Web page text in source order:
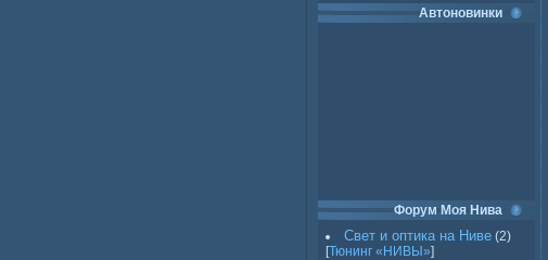
Автоновинки
Форум Моя Нива
Свет и оптика на Ниве (2)
[Тюнинг «НИВЫ»]